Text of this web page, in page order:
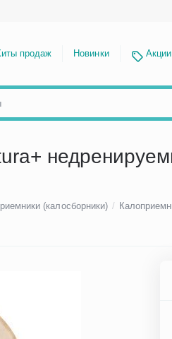
продаж Новинки Акции
(калосборники) /